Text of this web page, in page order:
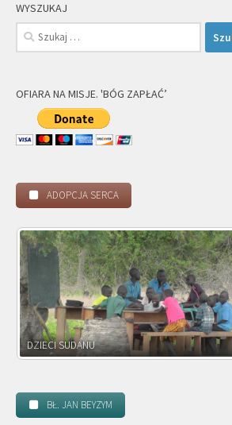
WYSZUKAJ
Szukaj:
OFIARA NA MISJE. 'BÓG ZAPŁAĆ’
ADOPCJA SERCA
DZIECI ZAMBII
BŁ. JAN BEYZYM